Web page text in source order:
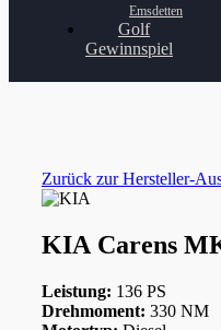
Emsdetten
Golf
Gewinnspiel
Zurück zur Hersteller-
KIA Carens
Leistung: 136 PS
Drehmoment: 330 NM